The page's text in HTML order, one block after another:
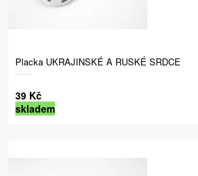
Placka UKRAJINSKÉ A RUSKÉ SRDCE
39 Kč
skladem